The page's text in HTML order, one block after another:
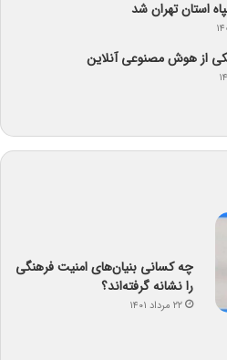
استان تهران شد
از هوش مصنوعی آنلاین
چه کسانی بنیان‌های امنیت فرهنگی
را نشانه گرفته‌اند؟
۲۲ مرداد ۱۴۰۱